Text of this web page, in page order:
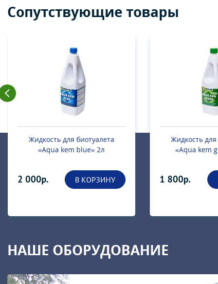
Сопутствующие товары
Жидкость для биотуалета
«Aqua kem green» 1.5л
1 800р. В КОРЗИНУ
Жидкость-
Cassette
600р.
НАШЕ ОБОРУДОВАНИЕ